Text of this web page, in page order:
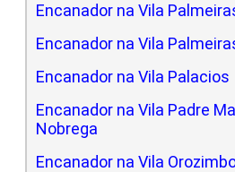
Encanador na Vila
Encanador na Vila
Encanador na Vila Palacios
Encanador na Vila Padre
Nobrega
Encanador na Vila